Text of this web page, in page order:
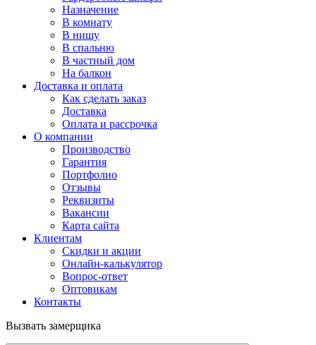
Назначение
В комнату
В нишу
В спальню
В частный дом
На балкон
Доставка и оплата
Как сделать заказ
Доставка
Оплата и рассрочка
О компании
Производство
Гарантия
Портфолио
Отзывы
Реквизиты
Вакансии
Карта сайта
Клиентам
Скидки и акции
Онлайн-калькулятор
Вопрос-ответ
Оптовикам
Контакты
Вызвать замерщика